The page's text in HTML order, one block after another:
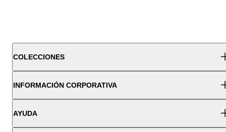
COLECCIONES
INFORMACIÓN CORPORATIVA
AYUDA